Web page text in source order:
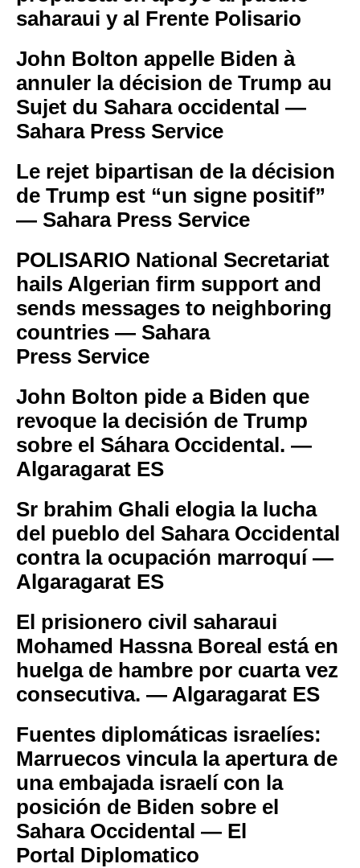
saharaui y al Frente Polisario
John Bolton appelle Biden à
annuler la décision de Trump au
Sujet du Sahara occidental —
Sahara Press Service
Le rejet bipartisan de la décision
de Trump est “un signe positif”
— Sahara Press Service
POLISARIO National Secretariat
hails Algerian firm support and
sends messages to neighboring
countries — Sahara
Press Service
John Bolton pide a Biden que
revoque la decisión de Trump
sobre el Sáhara Occidental. —
Algaragarat ES
Sr brahim Ghali elogia la lucha
del pueblo del Sahara Occidental
contra la ocupación marroquí —
Algaragarat ES
El prisionero civil saharaui
Mohamed Hassna Boreal está en
huelga de hambre por cuarta vez
consecutiva. — Algaragarat ES
Fuentes diplomáticas israelíes:
Marruecos vincula la apertura de
una embajada israelí con la
posición de Biden sobre el
Sahara Occidental — El
Portal Diplomatico